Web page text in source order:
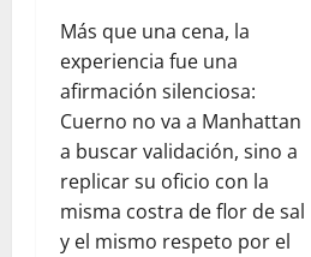
Más que una cena, la
experiencia fue una
afirmación silenciosa:
Cuerno no va a Manhattan
a buscar validación, sino a
replicar su oficio con la
misma costra de flor de sal
y el mismo respeto por el